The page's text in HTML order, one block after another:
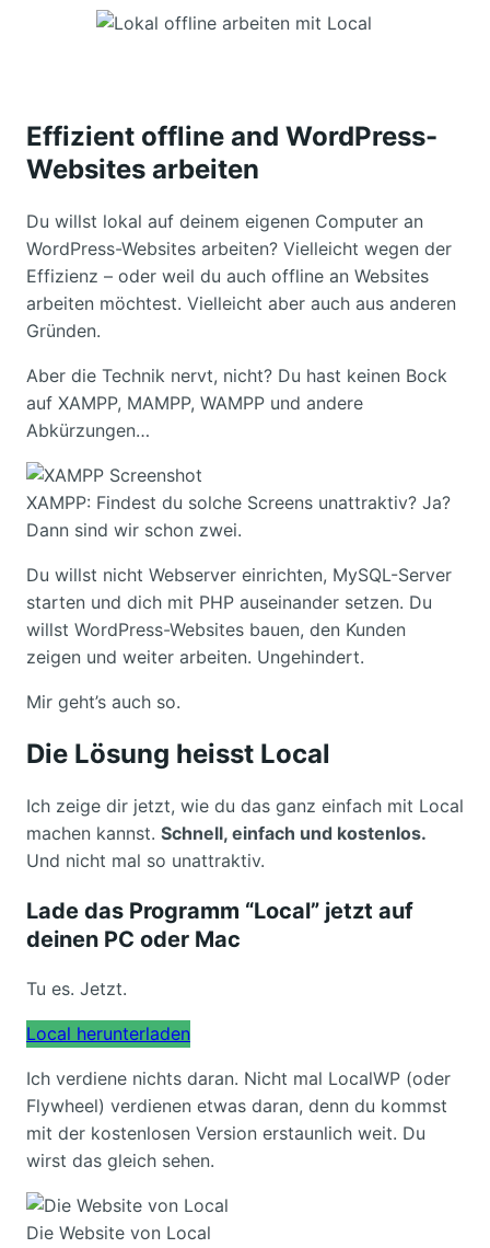
Effizient offline and WordPress-
Websites arbeiten
Du willst lokal auf deinem eigenen Computer an
WordPress-Websites arbeiten? Vielleicht wegen der
Effizienz – oder weil du auch offline an Websites
arbeiten möchtest. Vielleicht aber auch aus anderen
Gründen.
Aber die Technik nervt, nicht? Du hast keinen Bock
auf XAMPP, MAMPP, WAMPP und andere
Abkürzungen…
XAMPP: Findest du solche Screens unattraktiv? Ja?
Dann sind wir schon zwei.
Du willst nicht Webserver einrichten, MySQL-Server
starten und dich mit PHP auseinander setzen. Du
willst WordPress-Websites bauen, den Kunden
zeigen und weiter arbeiten. Ungehindert.
Mir geht’s auch so.
Die Lösung heisst Local
Ich zeige dir jetzt, wie du das ganz einfach mit Local
machen kannst. Schnell, einfach und kostenlos.
Und nicht mal so unattraktiv.
Lade das Programm “Local” jetzt auf
deinen PC oder Mac
Tu es. Jetzt.
Local herunterladen
Ich verdiene nichts daran. Nicht mal LocalWP (oder
Flywheel) verdienen etwas daran, denn du kommst
mit der kostenlosen Version erstaunlich weit. Du
wirst das gleich sehen.
Die Website von Local